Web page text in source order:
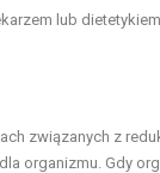
lub
związanych z
organizmu. Gdy